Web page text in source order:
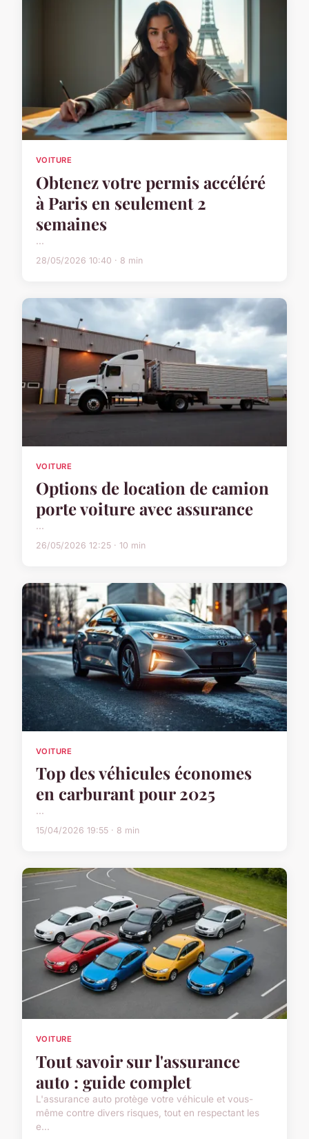
VOITURE
Obtenez votre permis accéléré
à Paris en seulement 2
semaines
...
28/05/2026 10:40 · 8 min
VOITURE
Options de location de camion
porte voiture avec assurance
...
26/05/2026 12:25 · 10 min
VOITURE
Top des véhicules économes
en carburant pour 2025
...
15/04/2026 19:55 · 8 min
VOITURE
Tout savoir sur l'assurance
auto : guide complet
L'assurance auto protège votre véhicule et vous-
même contre divers risques, tout en respectant les
e...